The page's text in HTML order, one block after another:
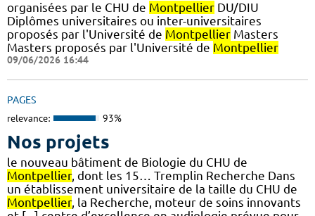
organisées par le CHU de Montpellier DU/DIU
Diplômes universitaires ou inter-universitaires
proposés par l'Université de Montpellier Masters
Masters proposés par l'Université de Montpellier
09/06/2026 16:44
PAGES
relevance: 93%
Nos projets
le nouveau bâtiment de Biologie du CHU de
Montpellier, dont les 15… Tremplin Recherche Dans
un établissement universitaire de la taille du CHU de
Montpellier, la Recherche, moteur de soins innovants